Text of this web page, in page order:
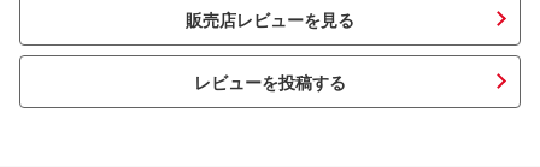
販売店レビューを見る
レビューを投稿する